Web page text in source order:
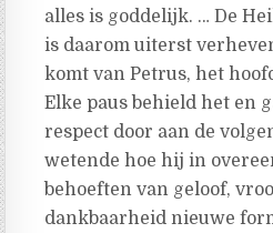
alles is goddelijk. … De
is daarom uiterst
komt van Petrus, het
Elke paus behield het en
respect door aan de
wetende hoe hij in
behoeften van geloof,
dankbaarheid nieuwe